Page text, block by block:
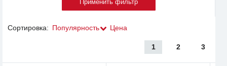
Сортировка: Популярность Цена
1 2 3